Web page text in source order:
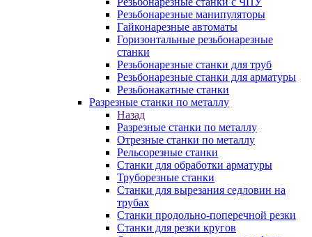
Резьбонарезные манипуляторы
Гайконарезные автоматы
Горизонтальные резьбонарезные
станки
Резьбонарезные станки для труб
Резьбонарезные станки для арматуры
Резьбонакатные станки
Разрезные станки по металлу
Назад
Разрезные станки по металлу
Отрезные станки по металлу
Рельсорезные станки
Станки для обработки арматуры
Труборезные станки
Станки для вырезания седловин на
трубаx
Станки продольно-поперечной резки
Станки для резки кругов